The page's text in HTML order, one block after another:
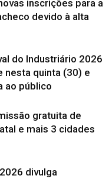
inscrições para a
devido à alta
do Industriário 2026
nesta quinta (30) e
ao público
gratuita de
e mais 3 cidades
divulga